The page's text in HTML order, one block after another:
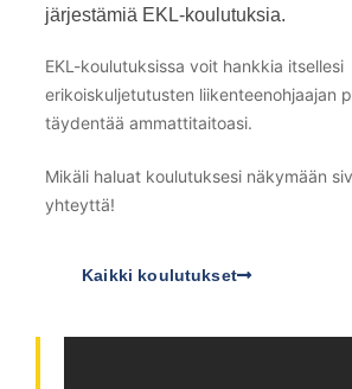
järjestämiä EKL-koulutuksia.
EKL-koulutuksissa voit hankkia itsellesi
erikoiskuljetutusten liikenteenohjaajan
täydentää ammattitaitoasi.
Mikäli haluat koulutuksesi näkymään
yhteyttä!
Kaikki koulutukset